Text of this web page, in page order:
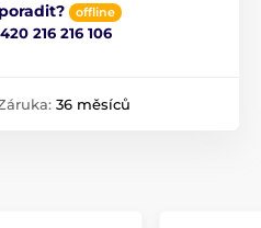
offline
216 216 106
36 měsíců